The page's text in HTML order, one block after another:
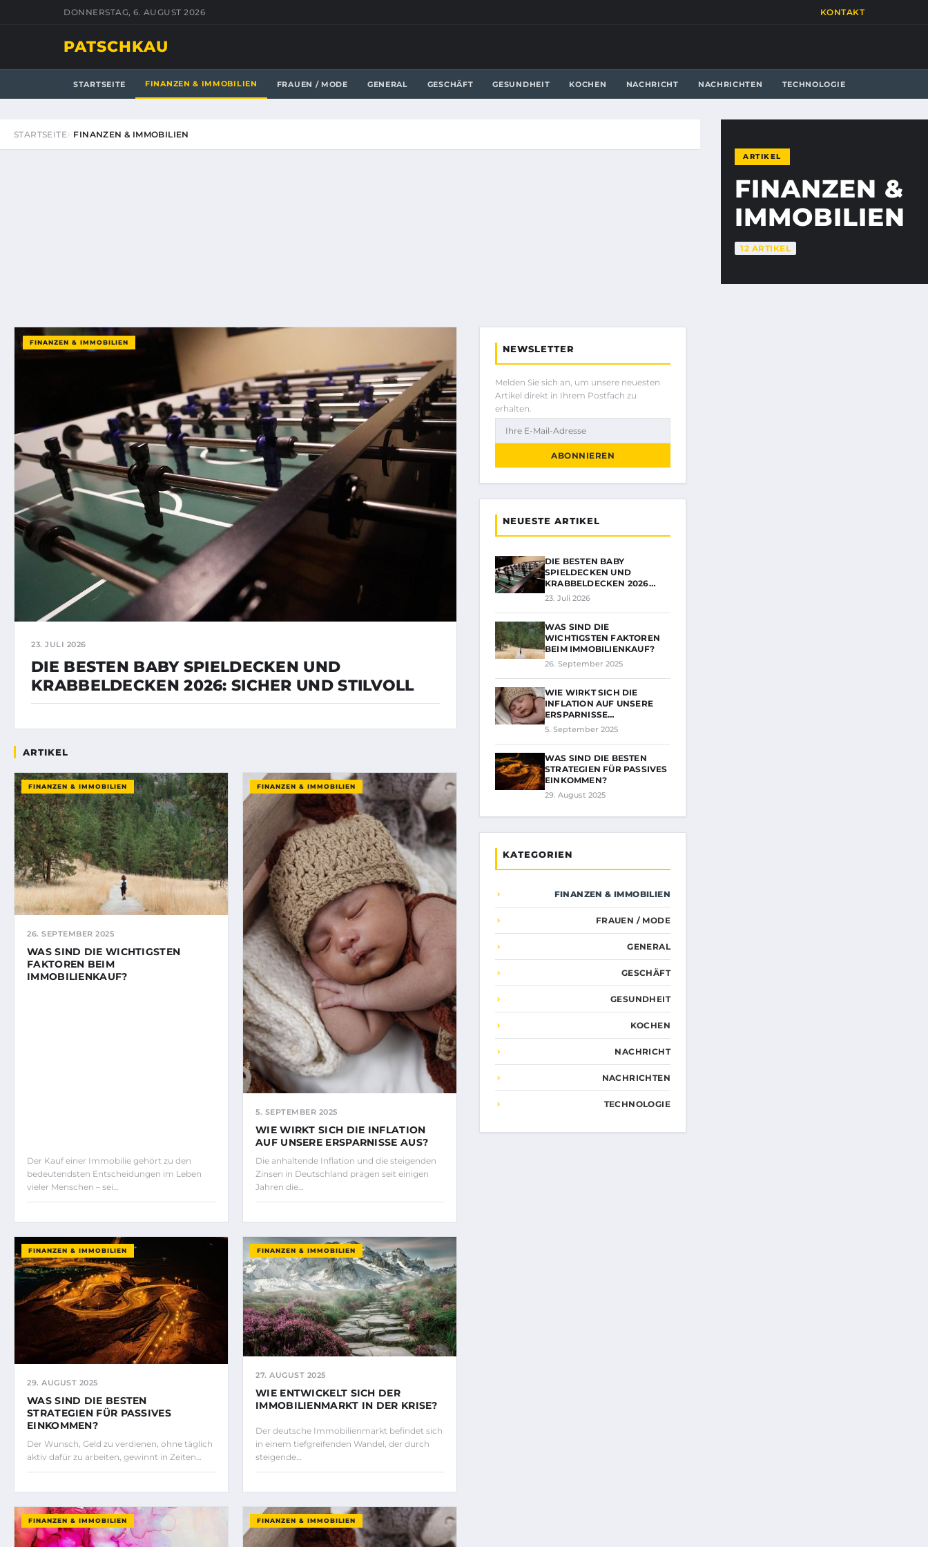
DONNERSTAG, 6. AUGUST 2026 KONTAKT
PATSCHKAU
STARTSEITE FINANZEN & IMMOBILIEN FRAUEN / MODE GENERAL GESCHÄFT GESUNDHEIT KOCHEN NACHRICHT NACHRICHTEN TECHNOLOGIE
STARTSEITE FINANZEN & IMMOBILIEN
ARTIKEL
FINANZEN &
IMMOBILIEN
12 ARTIKEL
FINANZEN & IMMOBILIEN
23. JULI 2026
DIE BESTEN BABY SPIELDECKEN UND
KRABBELDECKEN 2026: SICHER UND STILVOLL
ARTIKEL
FINANZEN & IMMOBILIEN
26. SEPTEMBER 2025
WAS SIND DIE WICHTIGSTEN
FAKTOREN BEIM
IMMOBILIENKAUF?
Der Kauf einer Immobilie gehört zu den
bedeutendsten Entscheidungen im Leben
vieler Menschen – sei…
FINANZEN & IMMOBILIEN
5. SEPTEMBER 2025
WIE WIRKT SICH DIE INFLATION
AUF UNSERE ERSPARNISSE AUS?
Die anhaltende Inflation und die steigenden
Zinsen in Deutschland prägen seit einigen
Jahren die…
FINANZEN & IMMOBILIEN
29. AUGUST 2025
WAS SIND DIE BESTEN
STRATEGIEN FÜR PASSIVES
EINKOMMEN?
Der Wunsch, Geld zu verdienen, ohne täglich
aktiv dafür zu arbeiten, gewinnt in Zeiten…
FINANZEN & IMMOBILIEN
27. AUGUST 2025
WIE ENTWICKELT SICH DER
IMMOBILIENMARKT IN DER KRISE?
Der deutsche Immobilienmarkt befindet sich
in einem tiefgreifenden Wandel, der durch
steigende…
FINANZEN & IMMOBILIEN FINANZEN & IMMOBILIEN
NEWSLETTER
Melden Sie sich an, um unsere neuesten
Artikel direkt in Ihrem Postfach zu
erhalten.
ABONNIEREN
NEUESTE ARTIKEL
DIE BESTEN BABY
SPIELDECKEN UND
KRABBELDECKEN 2026…
23. Juli 2026
WAS SIND DIE
WICHTIGSTEN FAKTOREN
BEIM IMMOBILIENKAUF?
26. September 2025
WIE WIRKT SICH DIE
INFLATION AUF UNSERE
ERSPARNISSE…
5. September 2025
WAS SIND DIE BESTEN
STRATEGIEN FÜR PASSIVES
EINKOMMEN?
29. August 2025
KATEGORIEN
FINANZEN & IMMOBILIEN
FRAUEN / MODE
GENERAL
GESCHÄFT
GESUNDHEIT
KOCHEN
NACHRICHT
NACHRICHTEN
TECHNOLOGIE